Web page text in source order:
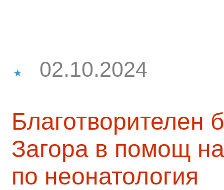
02.10.2024
Благотворителен
Загора в помощ
по неонатология